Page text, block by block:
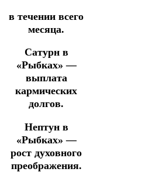
в течении всего
месяца.
Сатурн в
«Рыбках» —
выплата
кармических
долгов.
Нептун в
«Рыбках» —
рост духовного
преображения.